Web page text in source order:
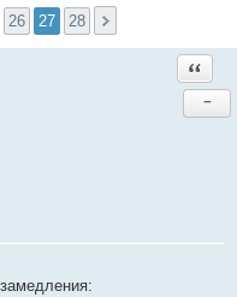
26 27 28
−